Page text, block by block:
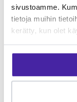
sivustoamme.
tietoja muihin
kerätty, kun olet